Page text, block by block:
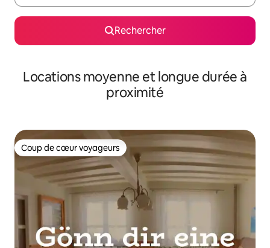
Rechercher
Locations moyenne et longue durée à
proximité
Coup de cœur voyageurs
Coup de cœur voyageurs